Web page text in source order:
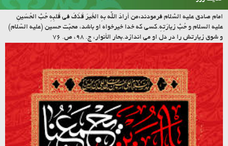
باعث شعله‌ورتر شدن نیروی انقلاب و روحیه‌ی انقلاب شد
(مقام معظم رهبری)
حدیث روز
امام صادق علیه السّلام فرمودند:مَن أرادَ اللّه بِهِ الخَیرَ قَذَفَ فی قَلبِهِ حُبَّ الحُسَینِ
علیه السلام و حُبَّ زیارَتِهِ.کسى که خدا خیرخواه او باشد، محبّت حسین (علیه السّلام)
و شوق زیارتش را در دل او مى اندازد.بحار الأنوار، ج. ۹۸، ص. ۷۶